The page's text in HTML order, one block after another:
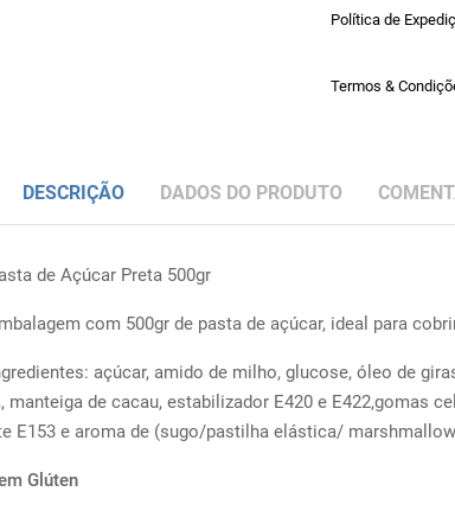
Política de
Termos &
DESCRIÇÃO DADOS DO PRODUTO
de Açúcar Preta 500gr
com 500gr de pasta de açúcar, ideal para
açúcar, amido de milho, glucose, óleo de
manteiga de cacau, estabilizador E420 e E422,gomas
E153 e aroma de (sugo/pastilha elástica/
Glúten